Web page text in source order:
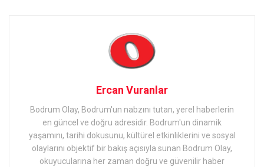
Ercan Vuranlar
Bodrum Olay, Bodrum'un nabzını tutan, yerel haberlerin
en güncel ve doğru adresidir. Bodrum'un dinamik
yaşamını, tarihi dokusunu, kültürel etkinliklerini ve sosyal
olaylarını objektif bir bakış açısıyla sunan Bodrum Olay,
okuyucularına her zaman doğru ve güvenilir haber